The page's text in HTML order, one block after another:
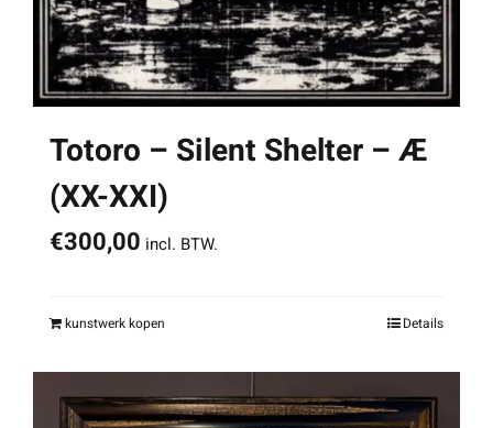
Totoro – Silent Shelter – Æ
(XX-XXI)
€300,00 incl. BTW.
kunstwerk kopen Details